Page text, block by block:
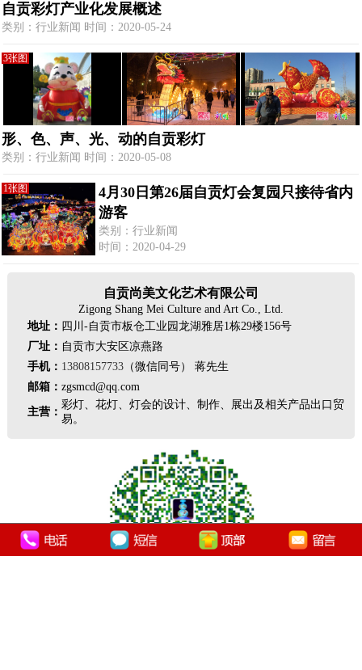
自贡彩灯产业化发展概述
类别：行业新闻 时间：2020-05-24
3张图
形、色、声、光、动的自贡彩灯
类别：行业新闻 时间：2020-05-08
1张图
4月30日第26届自贡灯会复园只接待省内
游客
类别：行业新闻
时间：2020-04-29
自贡尚美文化艺术有限公司
Zigong Shang Mei Culture and Art Co., Ltd.
地址： 四川-自贡市板仓工业园龙湖雅居1栋29楼156号
厂址： 自贡市大安区凉燕路
手机： 13808157733（微信同号） 蒋先生
邮箱： zgsmcd@qq.com
主营：
彩灯、花灯、灯会的设计、制作、展出及相关产品出口贸
易。